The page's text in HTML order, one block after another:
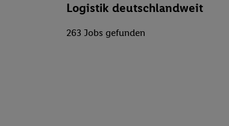
Logistik deutschlandweit
263 Jobs gefunden